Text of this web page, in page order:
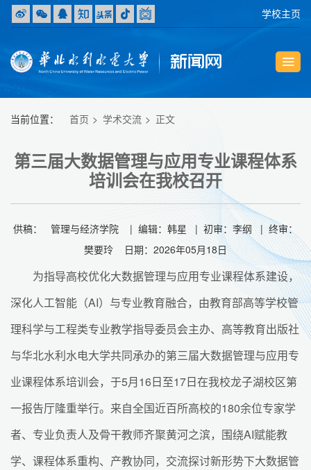
学校主页
当前位置： 首页 学术交流 正文
第三届大数据管理与应用专业课程体系
培训会在我校召开
供稿： 管理与经济学院 | 编辑：韩星 | 初审：李纲 | 终审：
樊要玲 日期：2026年05月18日
为指导高校优化大数据管理与应用专业课程体系建设，
深化人工智能（AI）与专业教育融合，由教育部高等学校管
理科学与工程类专业教学指导委员会主办、高等教育出版社
与华北水利水电大学共同承办的第三届大数据管理与应用专
业课程体系培训会，于5月16日至17日在我校龙子湖校区第
一报告厅隆重举行。来自全国近百所高校的180余位专家学
者、专业负责人及骨干教师齐聚黄河之滨，围绕AI赋能教
学、课程体系重构、产教协同，交流探讨新形势下大数据管